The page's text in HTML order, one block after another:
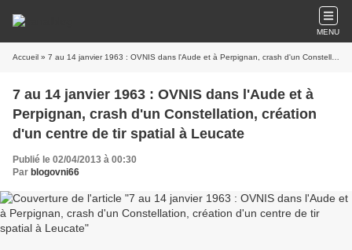
MENU
Accueil » 7 au 14 janvier 1963 : OVNIS dans l'Aude et à Perpignan, crash d'un Constellation, création d'un centre de tir spatial à Leucate
7 au 14 janvier 1963 : OVNIS dans l'Aude et à
Perpignan, crash d'un Constellation, création
d'un centre de tir spatial à Leucate
Publié le 02/04/2013 à 00:30
Par blogovni66